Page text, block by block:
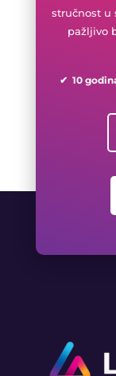
stručnost u
pažljivo
✔ 10